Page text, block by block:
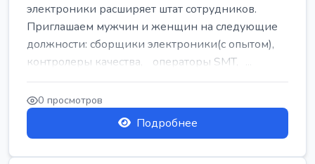
электроники расширяет штат сотрудников.
Приглашаем мужчин и женщин на следующие
должности: сборщики электроники(с опытом),
контролеры качества, операторы SMT, ...
0 просмотров
Подробнее